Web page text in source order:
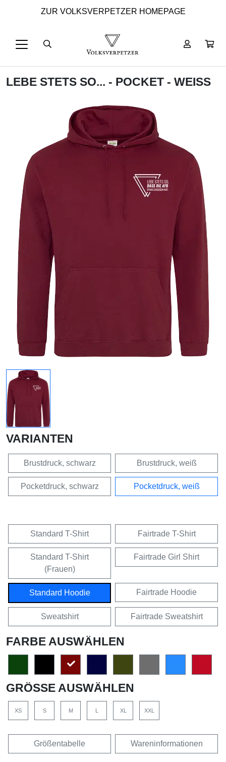
ZUR VOLKSVERPETZER HOMEPAGE
LEBE STETS SO... - POCKET - WEISS
VARIANTEN
Brustdruck, schwarz Brustdruck, weiß
Pocketdruck, schwarz Pocketdruck, weiß
Standard T-Shirt Fairtrade T-Shirt
Standard T-Shirt
(Frauen)
Fairtrade Girl Shirt
Standard Hoodie Fairtrade Hoodie
Sweatshirt Fairtrade Sweatshirt
FARBE AUSWÄHLEN
GRÖSSE AUSWÄHLEN
XS S M L XL XXL
Größentabelle Wareninformationen